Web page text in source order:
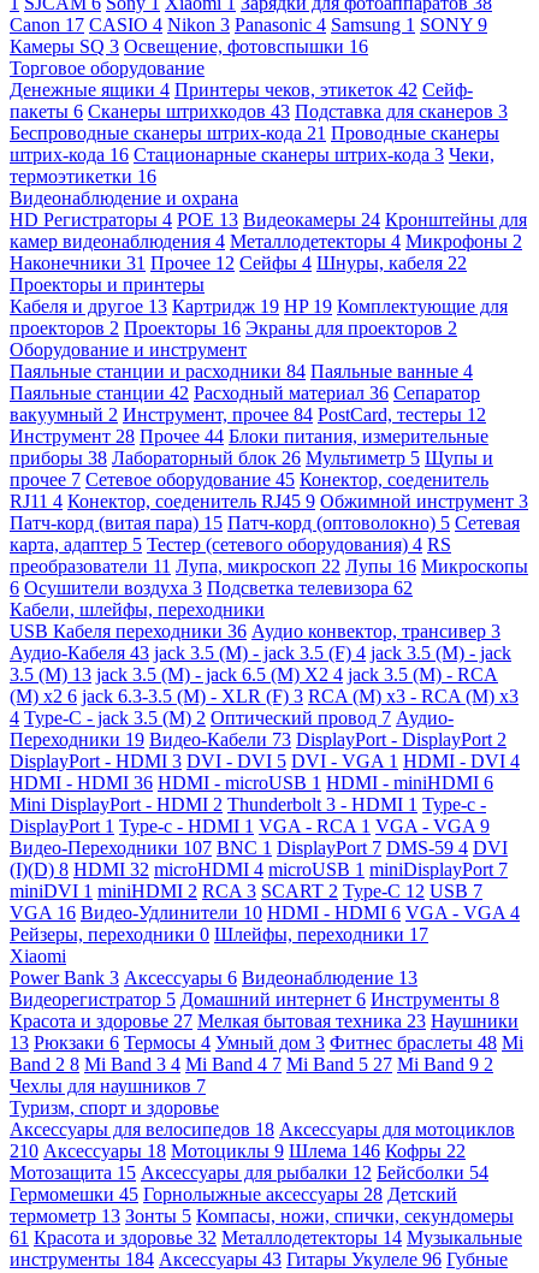
Canon 17 CASIO 4 Nikon 3 Panasonic 4 Samsung 1 SONY 9
Камеры SQ 3 Освещение, фотовспышки 16
Торговое оборудование
Денежные ящики 4 Принтеры чеков, этикеток 42 Сейф-
пакеты 6 Сканеры штрихкодов 43 Подставка для сканеров 3
Беспроводные сканеры штрих-кода 21 Проводные сканеры
штрих-кода 16 Стационарные сканеры штрих-кода 3 Чеки,
термоэтикетки 16
Видеонаблюдение и охрана
HD Регистраторы 4 POE 13 Видеокамеры 24 Кронштейны для
камер видеонаблюдения 4 Металлодетекторы 4 Микрофоны 2
Наконечники 31 Прочее 12 Сейфы 4 Шнуры, кабеля 22
Проекторы и принтеры
Кабеля и другое 13 Картридж 19 HP 19 Комплектующие для
проекторов 2 Проекторы 16 Экраны для проекторов 2
Оборудование и инструмент
Паяльные станции и расходники 84 Паяльные ванные 4
Паяльные станции 42 Расходный материал 36 Сепаратор
вакуумный 2 Инструмент, прочее 84 PostCard, тестеры 12
Инструмент 28 Прочее 44 Блоки питания, измерительные
приборы 38 Лабораторный блок 26 Мультиметр 5 Щупы и
прочее 7 Сетевое оборудование 45 Конектор, соеденитель
RJ11 4 Конектор, соеденитель RJ45 9 Обжимной инструмент 3
Патч-корд (витая пара) 15 Патч-корд (оптоволокно) 5 Сетевая
карта, адаптер 5 Тестер (сетевого оборудования) 4 RS
преобразователи 11 Лупа, микроскоп 22 Лупы 16 Микроскопы
6 Осушители воздуха 3 Подсветка телевизора 62
Кабели, шлейфы, переходники
USB Кабеля переходники 36 Аудио конвектор, трансивер 3
Аудио-Кабеля 43 jack 3.5 (M) - jack 3.5 (F) 4 jack 3.5 (M) - jack
3.5 (M) 13 jack 3.5 (M) - jack 6.5 (M) X2 4 jack 3.5 (M) - RCA
(M) x2 6 jack 6.3-3.5 (M) - XLR (F) 3 RCA (M) x3 - RCA (M) x3
4 Type-C - jack 3.5 (M) 2 Оптический провод 7 Аудио-
Переходники 19 Видео-Кабели 73 DisplayPort - DisplayPort 2
DisplayPort - HDMI 3 DVI - DVI 5 DVI - VGA 1 HDMI - DVI 4
HDMI - HDMI 36 HDMI - microUSB 1 HDMI - miniHDMI 6
Mini DisplayPort - HDMI 2 Thunderbolt 3 - HDMI 1 Type-c -
DisplayPort 1 Type-c - HDMI 1 VGA - RCA 1 VGA - VGA 9
Видео-Переходники 107 BNC 1 DisplayPort 7 DMS-59 4 DVI
(I)(D) 8 HDMI 32 microHDMI 4 microUSB 1 miniDisplayPort 7
miniDVI 1 miniHDMI 2 RCA 3 SCART 2 Type-C 12 USB 7
VGA 16 Видео-Удлинители 10 HDMI - HDMI 6 VGA - VGA 4
Рейзеры, переходники 0 Шлейфы, переходники 17
Xiaomi
Power Bank 3 Аксессуары 6 Видеонаблюдение 13
Видеорегистратор 5 Домашний интернет 6 Инструменты 8
Красота и здоровье 27 Мелкая бытовая техника 23 Наушники
13 Рюкзаки 6 Термосы 4 Умный дом 3 Фитнес браслеты 48 Mi
Band 2 8 Mi Band 3 4 Mi Band 4 7 Mi Band 5 27 Mi Band 9 2
Чехлы для наушников 7
Туризм, спорт и здоровье
Аксессуары для велосипедов 18 Аксессуары для мотоциклов
210 Аксессуары 18 Мотоциклы 9 Шлема 146 Кофры 22
Мотозащита 15 Аксессуары для рыбалки 12 Бейсболки 54
Гермомешки 45 Горнолыжные аксессуары 28 Детский
термометр 13 Зонты 5 Компасы, ножи, спички, секундомеры
61 Красота и здоровье 32 Металлодетекторы 14 Музыкальные
инструменты 184 Аксессуары 43 Гитары Укулеле 96 Губные